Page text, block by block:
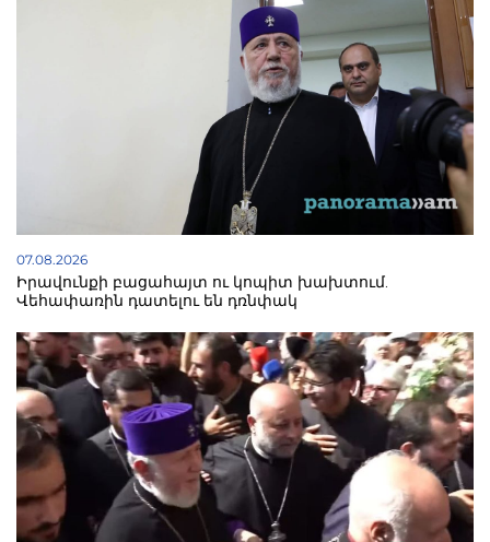
07.08.2026
Իրավունքի բացահայտ ու կոպիտ խախտում.
Վեհափառին դատելու են դռնփակ